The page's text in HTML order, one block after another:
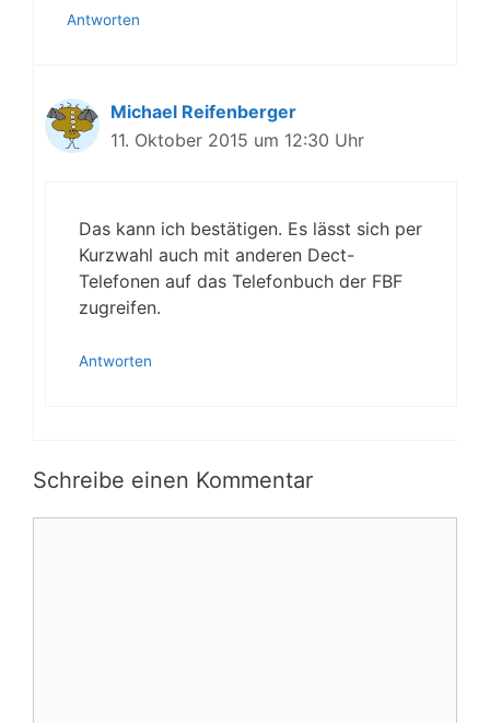
Antworten
Michael Reifenberger
11. Oktober 2015 um 12:30 Uhr
Das kann ich bestätigen. Es lässt sich per
Kurzwahl auch mit anderen Dect-
Telefonen auf das Telefonbuch der FBF
zugreifen.
Antworten
Schreibe einen Kommentar